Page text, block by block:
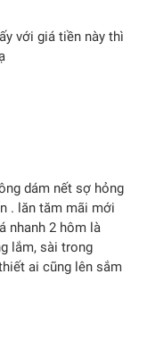
với giá tiền này thì
dám nết sợ hỏng
. lăn tăm mãi mới
nhanh 2 hôm là
lắm, sài trong
ai cũng lên sắm